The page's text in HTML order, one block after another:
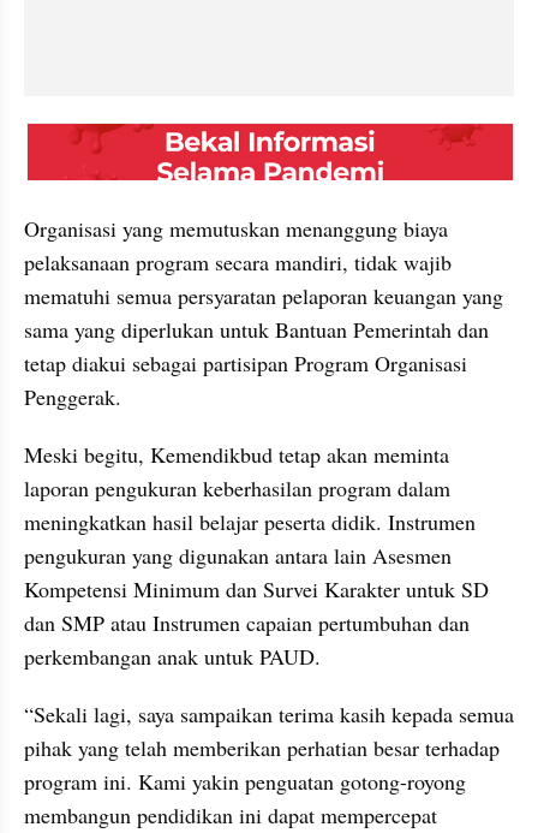
embed from external kumparan
Organisasi yang memutuskan menanggung biaya
pelaksanaan program secara mandiri, tidak wajib
mematuhi semua persyaratan pelaporan keuangan yang
sama yang diperlukan untuk Bantuan Pemerintah dan
tetap diakui sebagai partisipan Program Organisasi
Penggerak.
Meski begitu, Kemendikbud tetap akan meminta
laporan pengukuran keberhasilan program dalam
meningkatkan hasil belajar peserta didik. Instrumen
pengukuran yang digunakan antara lain Asesmen
Kompetensi Minimum dan Survei Karakter untuk SD
dan SMP atau Instrumen capaian pertumbuhan dan
perkembangan anak untuk PAUD.
“Sekali lagi, saya sampaikan terima kasih kepada semua
pihak yang telah memberikan perhatian besar terhadap
program ini. Kami yakin penguatan gotong-royong
membangun pendidikan ini dapat mempercepat